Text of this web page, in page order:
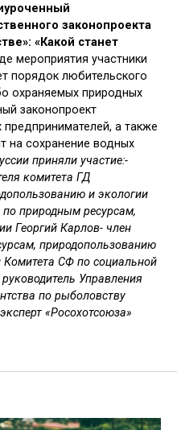
законопроекта
«Какой станет
мероприятия участники
порядок любительского
охраняемых природных
законопроект
а также
на сохранение водных
приняли участие:-
комитета ГД
и экологии
природным ресурсам,
Георгий Карлов- член
природопользованию
Комитета СФ по социальной
Управления
по рыболовству
«Росохотсоюза»